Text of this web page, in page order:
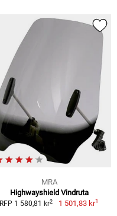
MRA
Highwayshield Vindruta
RFP 1 580,81 kr2 1 501,83 kr1